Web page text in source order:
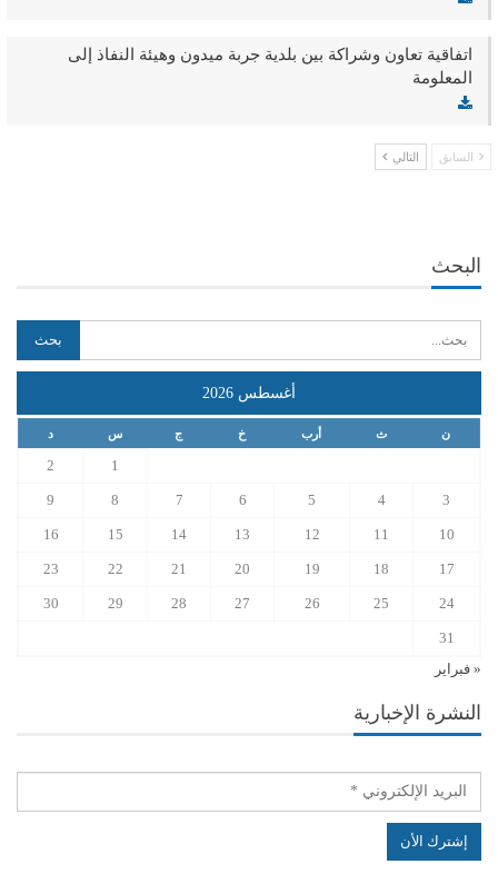
اتفاقية تعاون وشراكة بين بلدية جربة ميدون وهيئة النفاذ إلى
المعلومة
السابق التالي
البحث
أغسطس 2026
ن ث أرب خ ج س د
1
2
3
4
5
6
7
8
9
10
11
12
13
14
15
16
17
18
19
20
21
22
23
24
25
26
27
28
29
30
31
« فبراير
النشرة الإخبارية